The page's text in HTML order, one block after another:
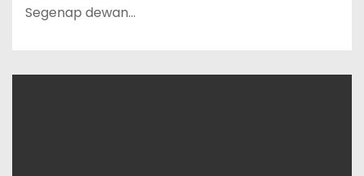
Segenap dewan…